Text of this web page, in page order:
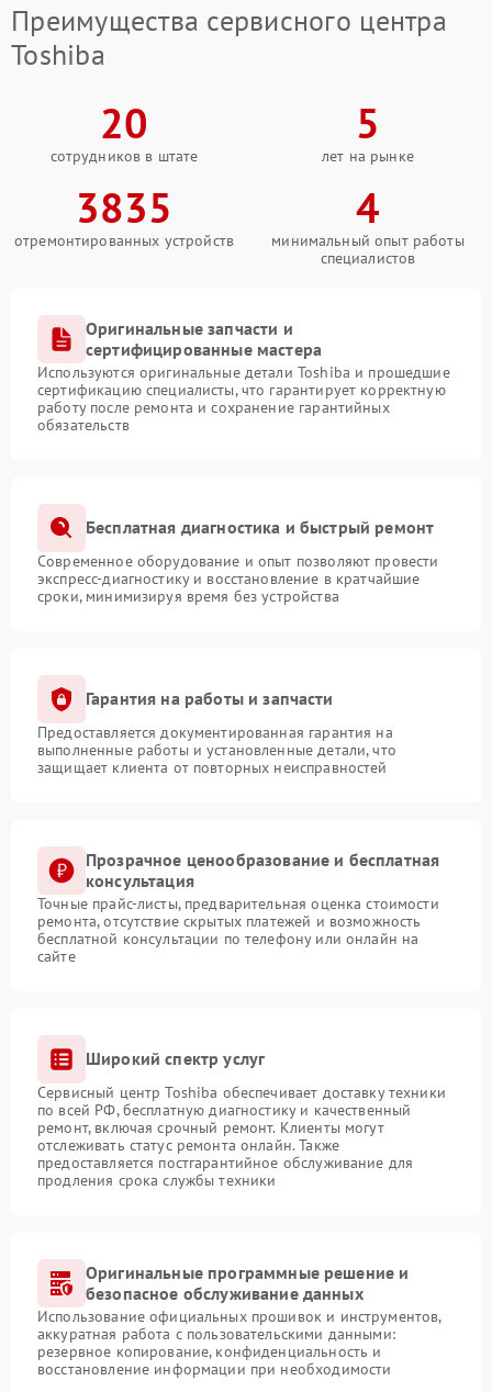
Преимущества сервисного центра
Toshiba
20
сотрудников в штате
5
лет на рынке
3835
отремонтированных устройств
4
минимальный опыт работы
специалистов
Оригинальные запчасти и
сертифицированные мастера
Используются оригинальные детали Toshiba и прошедшие
сертификацию специалисты, что гарантирует корректную
работу после ремонта и сохранение гарантийных
обязательств
Бесплатная диагностика и быстрый ремонт
Современное оборудование и опыт позволяют провести
экспресс-диагностику и восстановление в кратчайшие
сроки, минимизируя время без устройства
Гарантия на работы и запчасти
Предоставляется документированная гарантия на
выполненные работы и установленные детали, что
защищает клиента от повторных неисправностей
Прозрачное ценообразование и бесплатная
консультация
Точные прайс-листы, предварительная оценка стоимости
ремонта, отсутствие скрытых платежей и возможность
бесплатной консультации по телефону или онлайн на
сайте
Широкий спектр услуг
Сервисный центр Toshiba обеспечивает доставку техники
по всей РФ, бесплатную диагностику и качественный
ремонт, включая срочный ремонт. Клиенты могут
отслеживать статус ремонта онлайн. Также
предоставляется постгарантийное обслуживание для
продления срока службы техники
Оригинальные программные решение и
безопасное обслуживание данных
Использование официальных прошивок и инструментов,
аккуратная работа с пользовательскими данными:
резервное копирование, конфиденциальность и
восстановление информации при необходимости